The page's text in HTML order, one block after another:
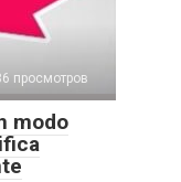
просмотров
modo